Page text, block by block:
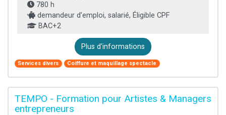
780 h
demandeur d’emploi, salarié, Éligible CPF
BAC+2
Plus d'informations
Services divers Coiffure et maquillage spectacle
TEMPO - Formation pour Artistes & Managers
entrepreneurs